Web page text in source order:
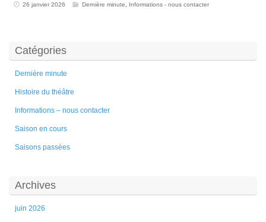
26 janvier 2026 Dernière minute Informations - nous contacter
Catégories
Dernière minute
Histoire du théâtre
Informations – nous contacter
Saison en cours
Saisons passées
Archives
juin 2026